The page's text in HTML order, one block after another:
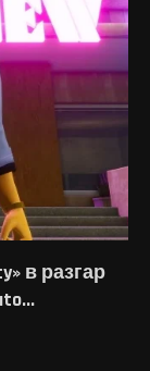
в разгар